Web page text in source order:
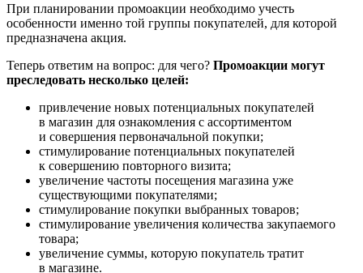
При планировании промоакции необходимо учесть
особенности именно той группы покупателей, для которой
предназначена акция.
Теперь ответим на вопрос: для чего? Промоакции могут
преследовать несколько целей:
привлечение новых потенциальных покупателей
в магазин для ознакомления с ассортиментом
и совершения первоначальной покупки;
стимулирование потенциальных покупателей
к совершению повторного визита;
увеличение частоты посещения магазина уже
существующими покупателями;
стимулирование покупки выбранных товаров;
стимулирование увеличения количества закупаемого
товара;
увеличение суммы, которую покупатель тратит
в магазине.